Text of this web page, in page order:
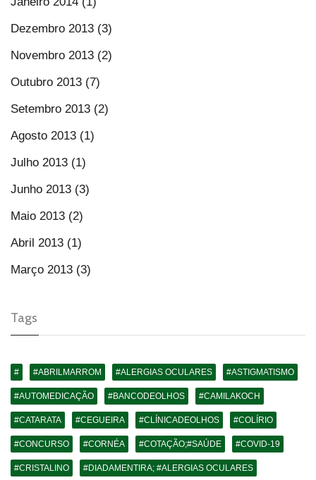
Dezembro 2013 (3)
Novembro 2013 (2)
Outubro 2013 (7)
Setembro 2013 (2)
Agosto 2013 (1)
Julho 2013 (1)
Junho 2013 (3)
Maio 2013 (2)
Abril 2013 (1)
Março 2013 (3)
Tags
# #ABRILMARROM #ALERGIAS OCULARES #ASTIGMATISMO
#AUTOMEDICAÇÃO #BANCODEOLHOS #CAMILAKOCH
#CATARATA #CEGUEIRA #CLÍNICADEOLHOS #COLÍRIO
#CONCURSO #CORNÉA #COTAÇÃO;#SAÚDE #COVID-19
#CRISTALINO #DIADAMENTIRA; #ALERGIAS OCULARES